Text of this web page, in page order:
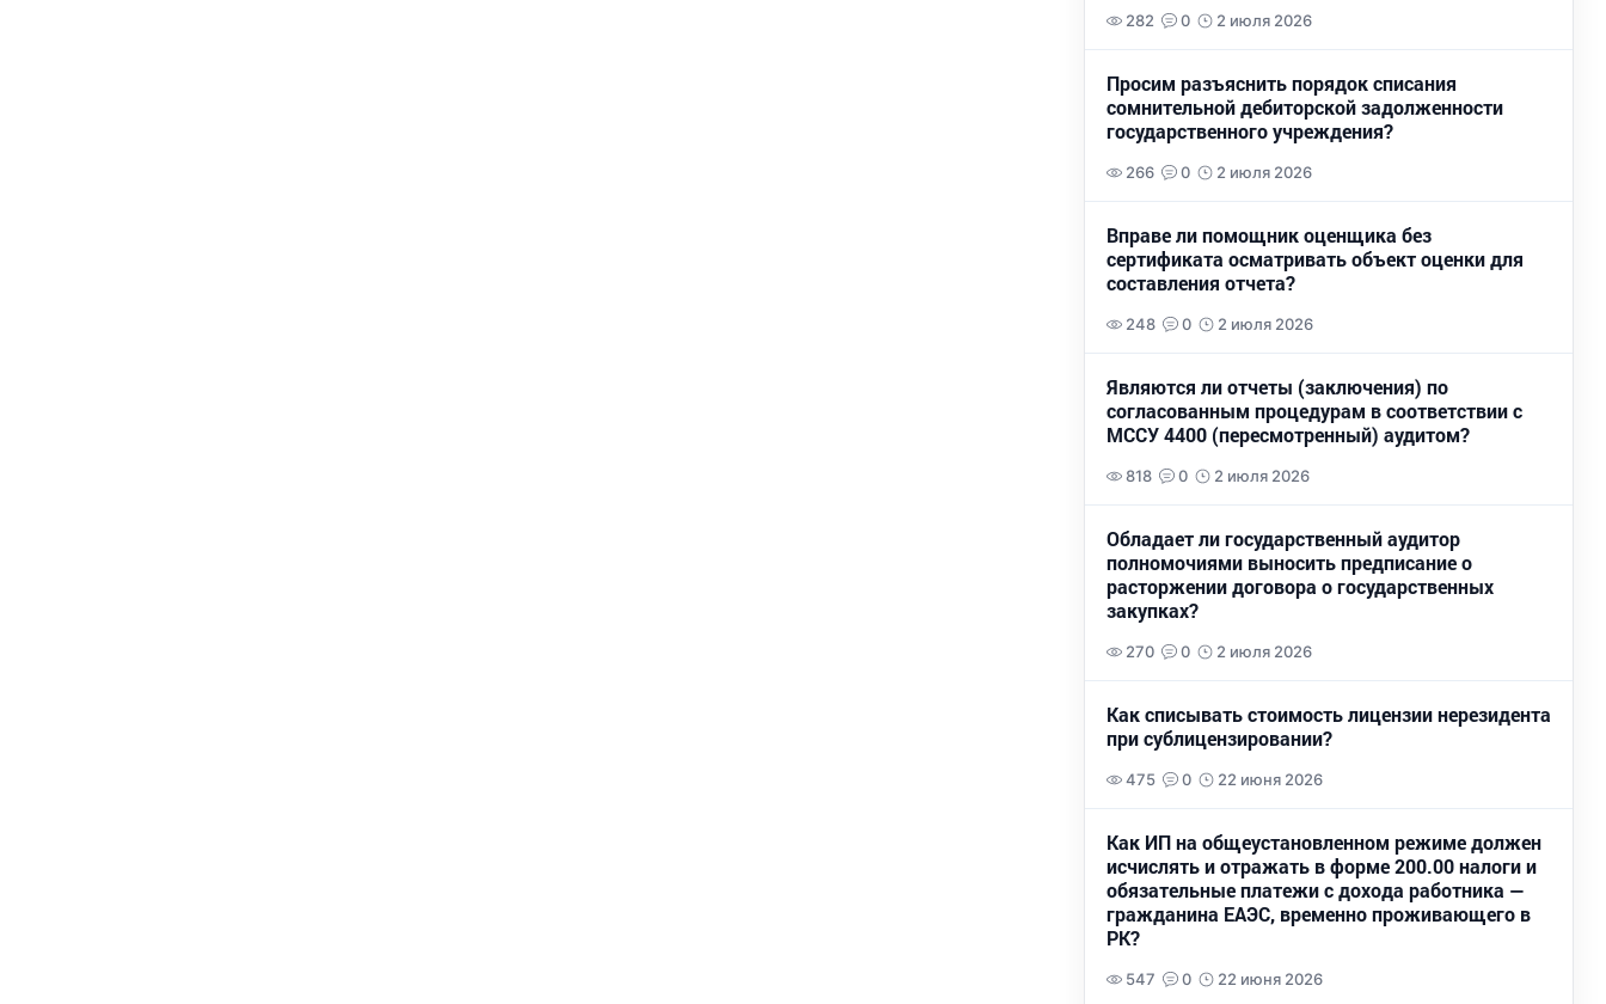
282 0 2 июля 2026
Просим разъяснить порядок списания
сомнительной дебиторской задолженности
государственного учреждения?
266 0 2 июля 2026
Вправе ли помощник оценщика без
сертификата осматривать объект оценки для
составления отчета?
248 0 2 июля 2026
Являются ли отчеты (заключения) по
согласованным процедурам в соответствии с
МССУ 4400 (пересмотренный) аудитом?
818 0 2 июля 2026
Обладает ли государственный аудитор
полномочиями выносить предписание о
расторжении договора о государственных
закупках?
270 0 2 июля 2026
Как списывать стоимость лицензии нерезидента
при сублицензировании?
475 0 22 июня 2026
Как ИП на общеустановленном режиме должен
исчислять и отражать в форме 200.00 налоги и
обязательные платежи с дохода работника —
гражданина ЕАЭС, временно проживающего в
РК?
547 0 22 июня 2026